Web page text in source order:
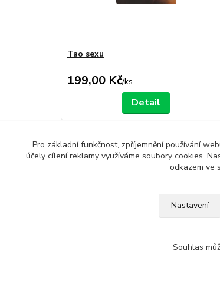
Tao sexu
199,00 Kč/ks
Detail
Zboží zařazeno v kategoriích
Pro základní funkčnost, zpříjemnění používání
účely cílení reklamy využíváme soubory cookies.
odkazem ve
Nastavení
Souhlas